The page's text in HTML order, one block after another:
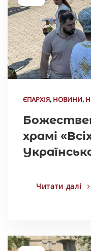
ЄПАРХІЯ, НОВИНИ,
храмі
Читати далі